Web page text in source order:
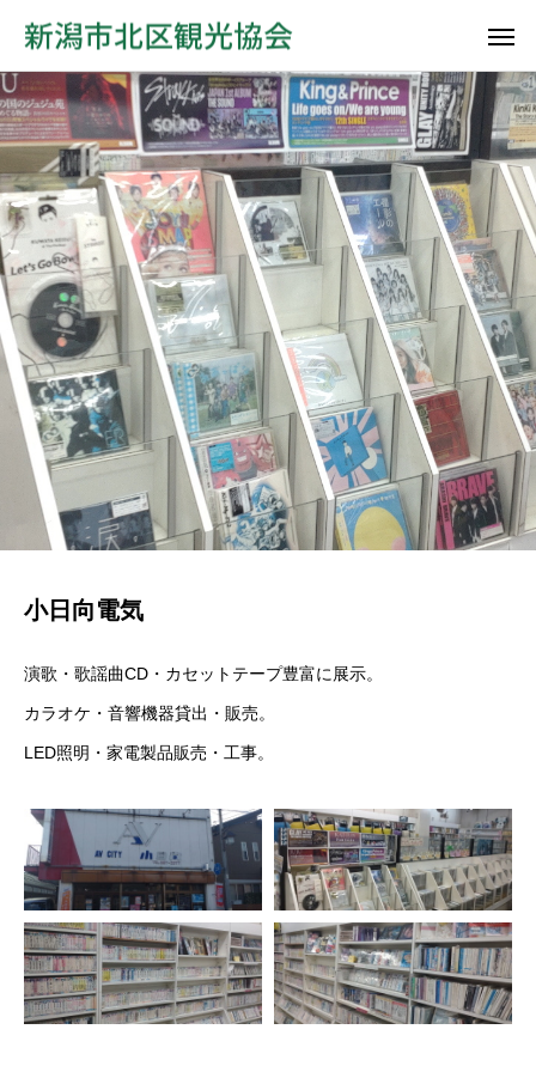
小日向電気
演歌・歌謡曲CD・カセットテープ豊富に展示。
カラオケ・音響機器貸出・販売。
LED照明・家電製品販売・工事。